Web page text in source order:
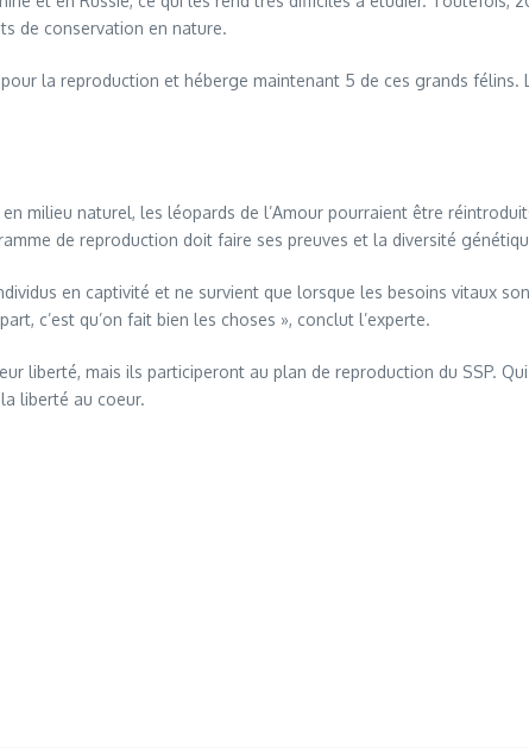
de conservation en nature.
la reproduction et héberge maintenant 5 de ces grands
milieu naturel, les léopards de l’Amour pourraient être
de reproduction doit faire ses preuves et la diversité
en captivité et ne survient que lorsque les besoins vitaux
c’est qu’on fait bien les choses », conclut l’experte.
liberté, mais ils participeront au plan de reproduction du SSP.
liberté au coeur.